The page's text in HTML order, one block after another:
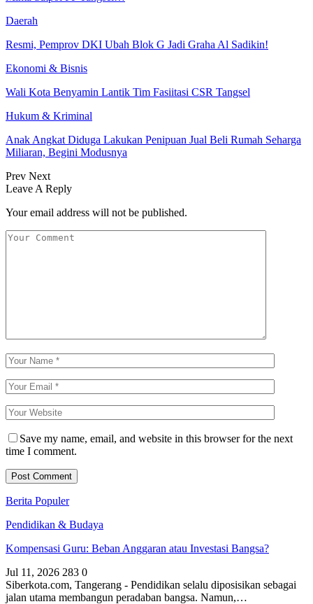
Daerah
Resmi, Pemprov DKI Ubah Blok G Jadi Graha Al Sadikin!
Ekonomi & Bisnis
Wali Kota Benyamin Lantik Tim Fasiitasi CSR Tangsel
Hukum & Kriminal
Anak Angkat Diduga Lakukan Penipuan Jual Beli Rumah Seharga
Miliaran, Begini Modusnya
Prev Next
Leave A Reply
Your email address will not be published.
Save my name, email, and website in this browser for the next
time I comment.
Berita Populer
Pendidikan & Budaya
Kompensasi Guru: Beban Anggaran atau Investasi Bangsa?
Jul 11, 2026 283 0
Siberkota.com, Tangerang - Pendidikan selalu diposisikan sebagai
jalan utama membangun peradaban bangsa. Namun,…